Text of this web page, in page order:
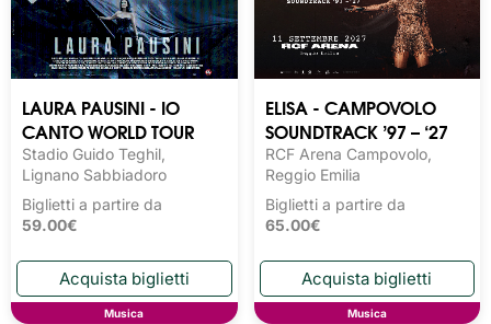
LAURA PAUSINI - IO
CANTO WORLD TOUR
Stadio Guido Teghil,
Lignano Sabbiadoro
Biglietti a partire da
59.00€
Musica
ELISA - CAMPOVOLO
SOUNDTRACK ’97 – ‘27
RCF Arena Campovolo,
Reggio Emilia
Biglietti a partire da
65.00€
Musica